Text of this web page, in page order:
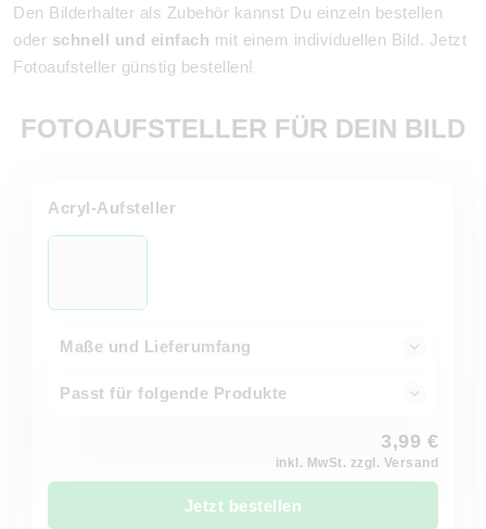
Den Bilderhalter als Zubehör kannst Du einzeln bestellen
oder schnell und einfach mit einem individuellen Bild. Jetzt
Fotoaufsteller günstig bestellen!
FOTOAUFSTELLER FÜR DEIN BILD
Acryl-Aufsteller
Maße und Lieferumfang
Passt für folgende Produkte
3,99 €
inkl. MwSt. zzgl. Versand
Jetzt bestellen